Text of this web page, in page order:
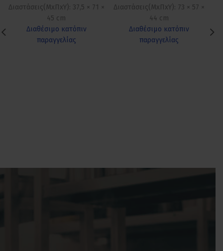
Διαστάσεις(ΜxΠxΥ): 37,5 × 71 ×
45 cm
Διαθέσιμο κατόπιν
παραγγελίας
Διαστάσεις(ΜxΠxΥ): 73 × 57 ×
44 cm
Διαθέσιμο κατόπιν
παραγγελίας